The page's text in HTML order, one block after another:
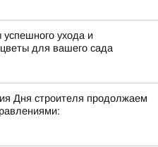
успешного ухода и
для вашего сада
Дня строителя продолжаем